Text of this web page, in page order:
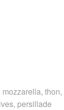
persillade